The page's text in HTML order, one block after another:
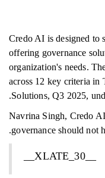
Credo AI is designed to
offering governance
organization's needs.
across 12 key criteria
Solutions, Q3 2025,
Navrina Singh, Credo
governance should not
__XLATE_30__